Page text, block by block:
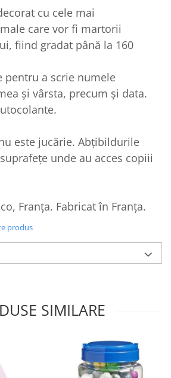
cu cele mai
care vor fi martorii
fiind gradat până la 160
pentru a scrie numele
și vârsta, precum și data.
nu este jucărie. Abţibildurile
unde au acces copiii
Franța. Fabricat în Franța.
produs
SIMILARE